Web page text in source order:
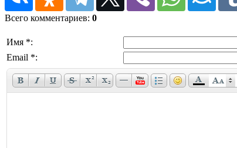
Всего комментариев: 0
Имя *:
Email *: